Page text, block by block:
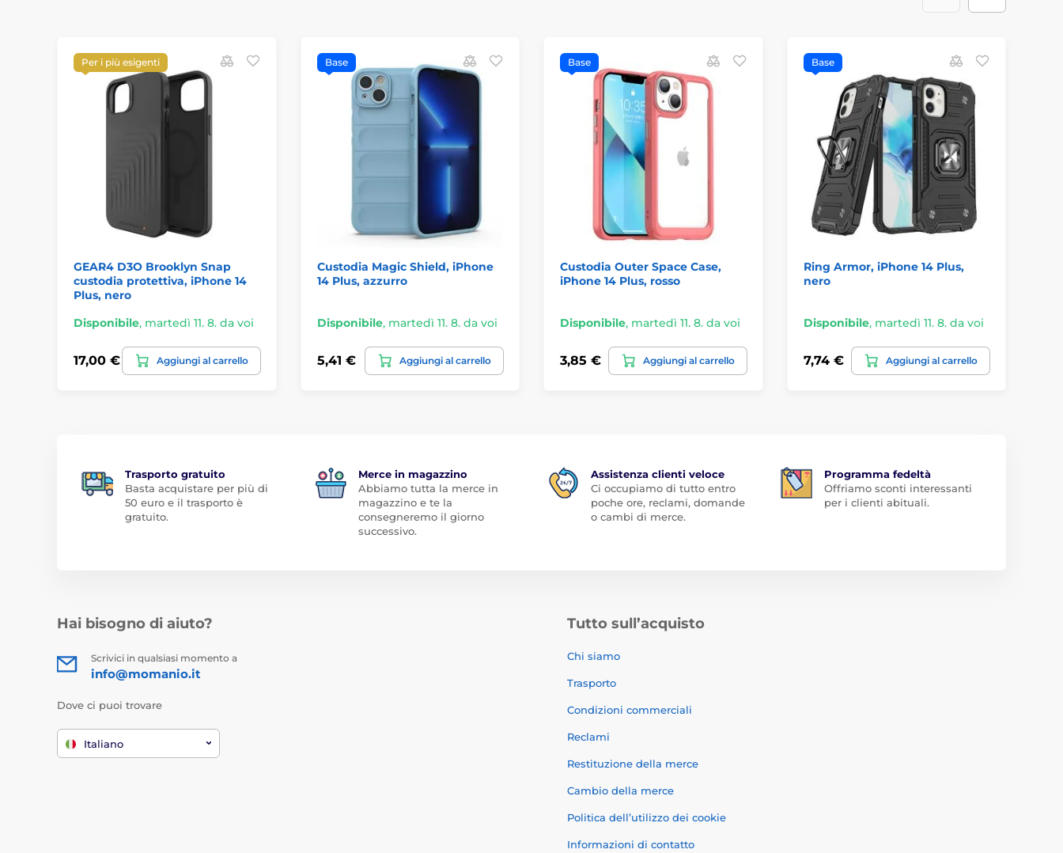
Per i più esigenti
GEAR4 D3O Brooklyn Snap
custodia protettiva, iPhone 14
Plus, nero
Disponibile, martedì 11. 8. da voi
17,00 € Aggiungi al carrello
Base
Custodia Magic Shield, iPhone
14 Plus, azzurro
Disponibile, martedì 11. 8. da voi
5,41 € Aggiungi al carrello
Base
Custodia Outer Space Case,
iPhone 14 Plus, rosso
Disponibile, martedì 11. 8. da voi
3,85 € Aggiungi al carrello
Base
Ring Armor, iPhone 14 Plus,
nero
Disponibile, martedì 11. 8. da voi
7,74 € Aggiungi al carrello
Trasporto gratuito
Basta acquistare per più di
50 euro e il trasporto è
gratuito.
Merce in magazzino
Abbiamo tutta la merce in
magazzino e te la
consegneremo il giorno
successivo.
Assistenza clienti veloce
Ci occupiamo di tutto entro
poche ore, reclami, domande
o cambi di merce.
Programma fedeltà
Offriamo sconti interessanti
per i clienti abituali.
Hai bisogno di aiuto?
Scrivici in qualsiasi momento a
info@momanio.it
Dove ci puoi trovare
Italiano
Tutto sull’acquisto
Chi siamo
Trasporto
Condizioni commerciali
Reclami
Restituzione della merce
Cambio della merce
Politica dell’utilizzo dei cookie
Informazioni di contatto